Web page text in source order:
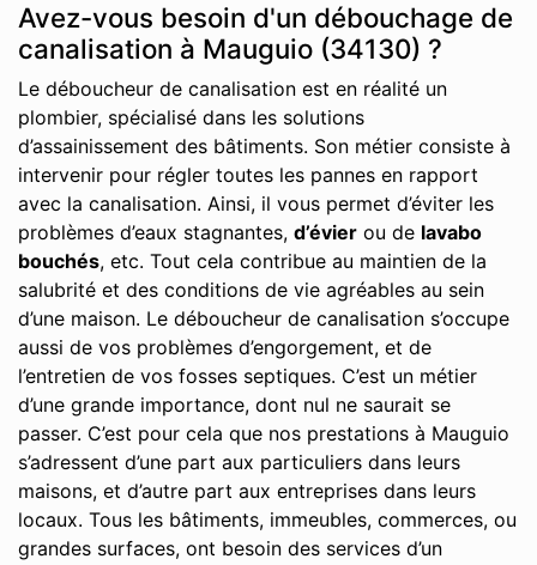
Avez-vous besoin d'un débouchage de
canalisation à Mauguio (34130) ?
Le déboucheur de canalisation est en réalité un
plombier, spécialisé dans les solutions
d’assainissement des bâtiments. Son métier consiste à
intervenir pour régler toutes les pannes en rapport
avec la canalisation. Ainsi, il vous permet d’éviter les
problèmes d’eaux stagnantes, d’évier ou de lavabo
bouchés, etc. Tout cela contribue au maintien de la
salubrité et des conditions de vie agréables au sein
d’une maison. Le déboucheur de canalisation s’occupe
aussi de vos problèmes d’engorgement, et de
l’entretien de vos fosses septiques. C’est un métier
d’une grande importance, dont nul ne saurait se
passer. C’est pour cela que nos prestations à Mauguio
s’adressent d’une part aux particuliers dans leurs
maisons, et d’autre part aux entreprises dans leurs
locaux. Tous les bâtiments, immeubles, commerces, ou
grandes surfaces, ont besoin des services d’un